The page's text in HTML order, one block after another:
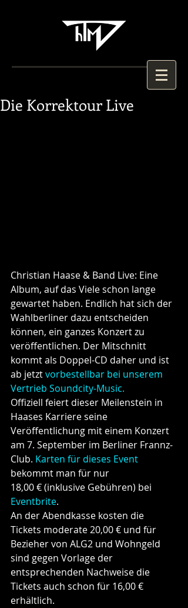
Die Korrektour Live
Christian Haase & Band Live: Eine
Album, auf das Viele schon lange
gewartet haben. Endlich hat sich der
Wahlberliner dazu entscheiden
können, ein ganzes Konzert zu
veröffentlichen. Der Mitschnitt
kommt als Doppel-CD daher und ist
ab jetzt vorbestellbar bei unserem
Vertrieb Soundcity-Music.
Offiziell feiert dieser Meilenstein in
Haases Karriere seine
Veröffentlichung mit einem Konzert
am 7. September im Berliner Frannz-
Club. Karten für dieses Event
bekommt man für nur
18,00 € (inklusive Gebühren) bei
Eventbrite.
An der Abendkasse kosten die
Tickets moderate 20,00 € und für
Bezieher von ALG2 und Wohngeld
sind gegen Vorlage der
entsprechenden Nachweise die
Tickets auch schon für 16,00 €
erhältlich.